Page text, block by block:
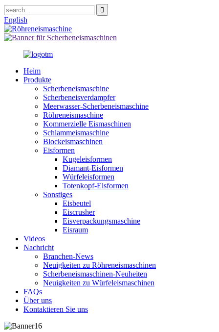
English
Heim
Produkte
Scherbeneismaschine
Scherbeneisverdampfer
Meerwasser-Scherbeneismaschine
Röhreneismaschine
Kommerzielle Eismaschinen
Schlammeismaschine
Blockeismaschinen
Eisformen
Kugeleisformen
Diamant-Eisformen
Würfeleisformen
Totenkopf-Eisformen
Sonstiges
Eisbeutel
Eiscrusher
Eisverpackungsmaschine
Eisraum
Videos
Nachricht
Branchen-News
Neuigkeiten zu Röhreneismaschinen
Scherbeneismaschinen-Neuheiten
Neuigkeiten zu Würfeleismaschinen
FAQs
Über uns
Kontaktieren Sie uns